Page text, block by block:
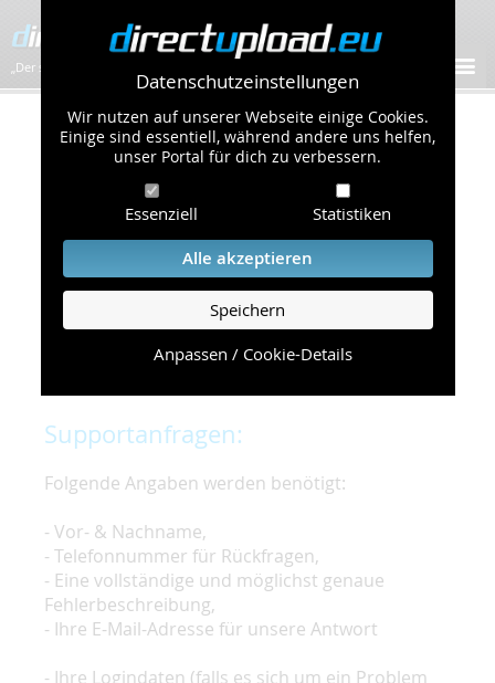
Datenschutzeinstellungen
Wir nutzen auf unserer Webseite einige Cookies.
Einige sind essentiell, während andere uns helfen,
unser Portal für dich zu verbessern.
Essenziell Statistiken
Alle akzeptieren
Speichern
Anpassen / Cookie-Details
„Der schnellste Bilder-Hoster im Web!”
Kontakt & Support
Um eine schnelle und unkomplizierte
Bearbeitung Ihres Problems zu gewährleisten,
bitten wir Sie,
folgende Punkte zu beachten und einzuhalten.
Die schnellste Hilfe finden Sie auf unserer
Seite, die die häufig gestellten Fragen
Supportanfragen:
Folgende Angaben werden benötigt:
- Vor- & Nachname,
- Telefonnummer für Rückfragen,
- Eine vollständige und möglichst genaue
Fehlerbeschreibung,
- Ihre E-Mail-Adresse für unsere Antwort
- Ihre Logindaten (falls es sich um ein Problem